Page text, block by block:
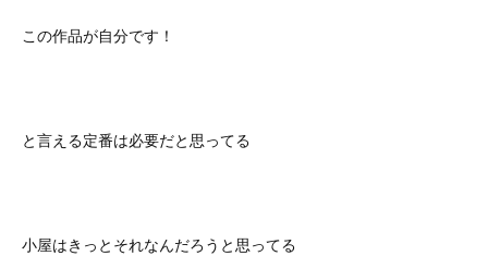
この作品が自分です！
と言える定番は必要だと思ってる
小屋はきっとそれなんだろうと思ってる